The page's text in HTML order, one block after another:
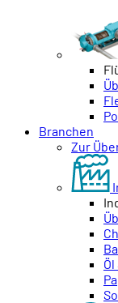
Branchen
Zur
Öl